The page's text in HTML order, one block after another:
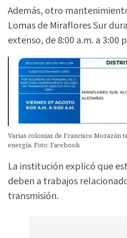
Además, otro
Lomas de Miraflores Sur
extenso, de 8:00 a.m. a 3:00
Varias colonias de Francisco Morazán
energía. Foto: Facebook
La institución explicó que
deben a trabajos
transmisión.